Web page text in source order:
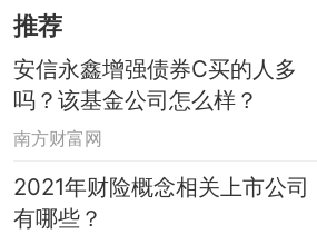
推荐
安信永鑫增强债券C买的人多
吗？该基金公司怎么样？
南方财富网
2021年财险概念相关上市公司
有哪些？